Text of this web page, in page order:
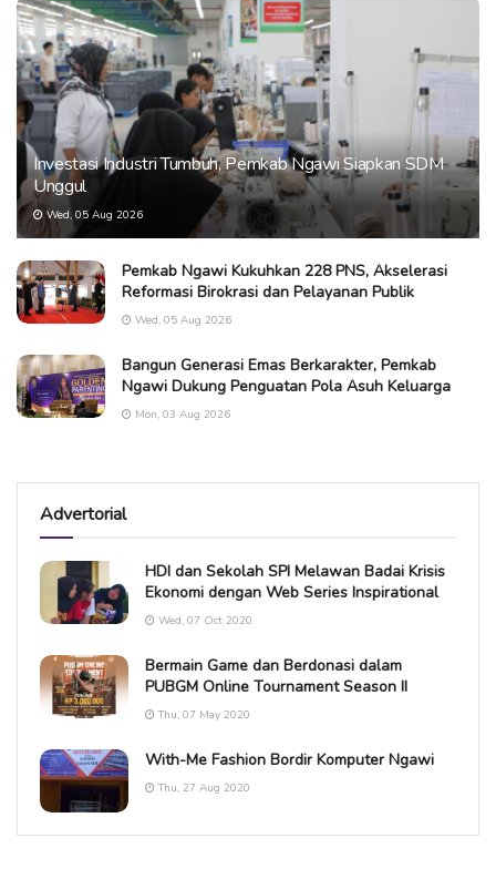
Investasi Industri Tumbuh, Pemkab Ngawi Siapkan SDM
Unggul
Wed, 05 Aug 2026
Pemkab Ngawi Kukuhkan 228 PNS, Akselerasi
Reformasi Birokrasi dan Pelayanan Publik
Wed, 05 Aug 2026
Bangun Generasi Emas Berkarakter, Pemkab
Ngawi Dukung Penguatan Pola Asuh Keluarga
Mon, 03 Aug 2026
Advertorial
HDI dan Sekolah SPI Melawan Badai Krisis
Ekonomi dengan Web Series Inspirational
Wed, 07 Oct 2020
Bermain Game dan Berdonasi dalam
PUBGM Online Tournament Season II
Thu, 07 May 2020
With-Me Fashion Bordir Komputer Ngawi
Thu, 27 Aug 2020